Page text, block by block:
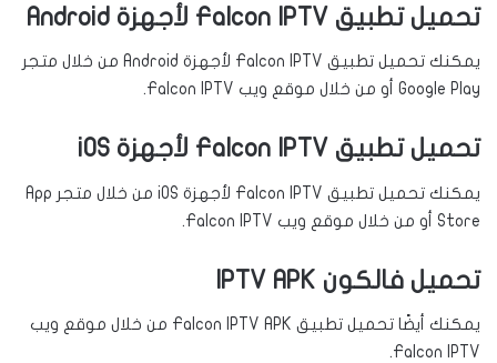
تحميل تطبيق Falcon IPTV لأجهزة Android
يمكنك تحميل تطبيق Falcon IPTV لأجهزة Android من خلال متجر
Google Play أو من خلال موقع ويب Falcon IPTV.
تحميل تطبيق Falcon IPTV لأجهزة iOS
يمكنك تحميل تطبيق Falcon IPTV لأجهزة iOS من خلال متجر App
Store أو من خلال موقع ويب Falcon IPTV.
تحميل فالكون IPTV APK
يمكنك أيضًا تحميل تطبيق Falcon IPTV APK من خلال موقع ويب
Falcon IPTV.